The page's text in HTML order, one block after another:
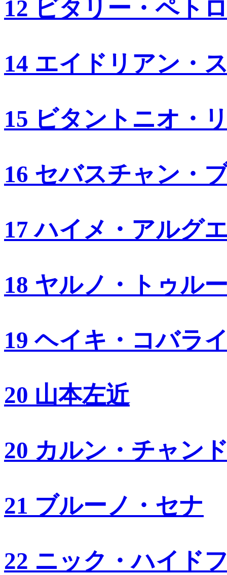
12 ビタリー・ペト
14 エイドリアン・
15 ビタントニオ・
16 セバスチャン・
17 ハイメ・アルグ
18 ヤルノ・トゥル
19 ヘイキ・コバラ
20 山本左近
20 カルン・チャン
21 ブルーノ・セナ
22 ニック・ハイド